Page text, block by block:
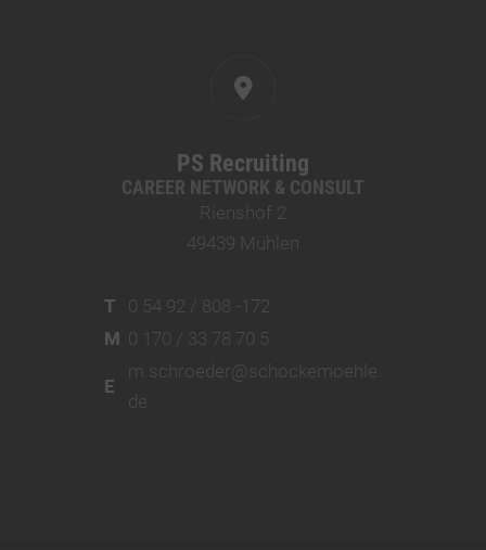
PS Recruiting
CAREER NETWORK & CONSULT
Rienshof 2
49439 Mühlen
T
0 54 92 / 808 -172
M 0 170 / 33 78 70 5
E
m.schroeder@schockemoehle.
de